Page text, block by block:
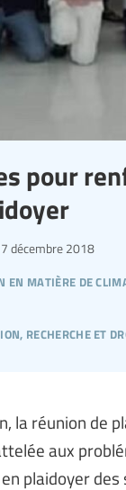
pour
matière de
recherche et
décembre 2018
la réunion de
aux
plaidoyer des